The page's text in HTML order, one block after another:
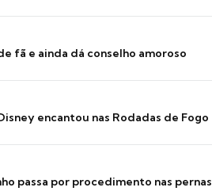
fã e ainda dá conselho amoroso
encantou nas Rodadas de Fogo
passa por procedimento nas pernas